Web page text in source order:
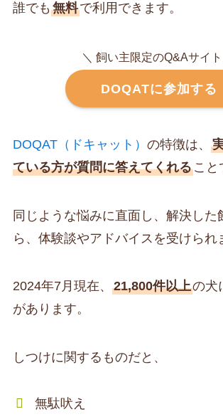
誰でも 無料で利用できます。
＼ 飼い主限定のQ&Aサイ
DOQATに参加する
DOQAT（ドキャット） の特徴は、
ている方が質問に答えてくれること
同じような悩みに直面し、解決した
ら、体験談やアドバイスを受けられ
2024年7月現在、 21,800件以上の犬
があります。
しつけに関するものだと、
無駄吠え